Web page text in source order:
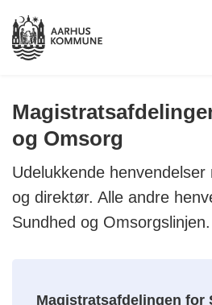
og Omsorg
Udelukkende
og direktør. Alle andre
Sundhed og Omsorgslinjen.
Magistratsafdelingen for